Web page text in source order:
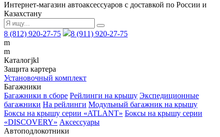
Интернет-магазин автоаксессуаров с доставкой по России и
Казахстану
8 (812) 920-27-75
8 (911) 920-27-75
m
m
Каталогjkl
Защита картера
Установочный комплект
Багажники
Багажники в сборе Рейлинги на крышу Экспедиционные
багажники На рейлинги Модульный багажник на крышу
Боксы на крышу серии «ATLANT» Боксы на крышу серии
«DISCOVERY» Аксессуары
Автоподлокотники